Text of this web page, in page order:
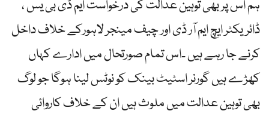
ہم اس پر بھی توہین عدالت کی درخواست ایم ڈی بی یس ،
ڈائریکٹر ایچ ایم آر ڈی اور چیف مینجر لاہورکے خلاف داخل
کرنے جا رہے ہیں ۔اس تمام صورتحال میں ادارے کہاں
کھڑے ہیں گورنر اسٹیٹ بینک کو نوٹس لینا ہوگا جو لوگ
بھی توہین عدالت میں ملوث ہیں ان کے خلاف کاروائی